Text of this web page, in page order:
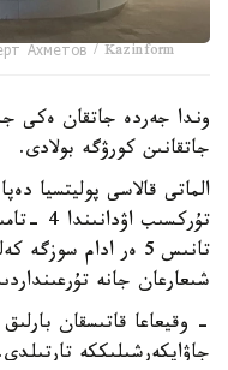
Ахметов / Kazinform
وندا جەردە جاتقان ەكى
جاتقانىن كورۋگە بولادى.
الماتى قالاسى پوليتسيا
تانىس 5 ەر ادام
شىعارعان جانە
- وقيعاعا قاتىسقان
جاۋاپكەرشىلىككە